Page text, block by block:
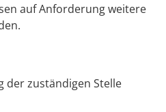
auf Anforderung weitere
der zuständigen Stelle